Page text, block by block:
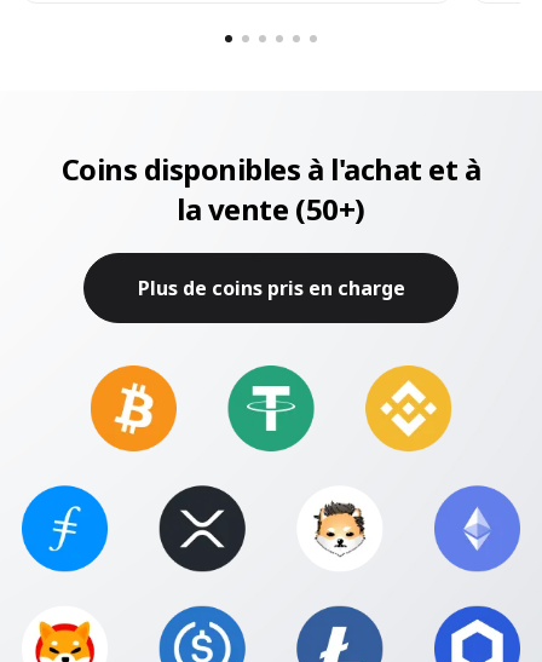
Coins disponibles à l'achat et à
la vente (50+)
Plus de coins pris en charge